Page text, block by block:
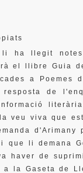
li ha llegit
el llibre Guia
a
de
veu viva que
que li demana
haver de
la Gaseta de